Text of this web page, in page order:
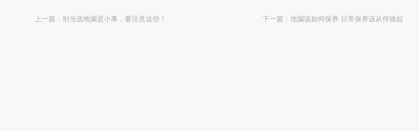
上一篇： 别当选地漏是小事，要注意这些！ 下一篇：地漏该如何保养 日常保养该从何做起